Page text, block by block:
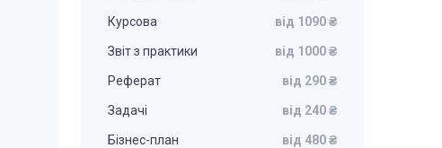
Курсова від 1090 ₴
Звіт з практики від 1000 ₴
Реферат від 290 ₴
Задачі від 240 ₴
Бізнес-план від 480 ₴